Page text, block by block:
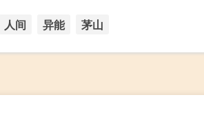
人间 异能 茅山